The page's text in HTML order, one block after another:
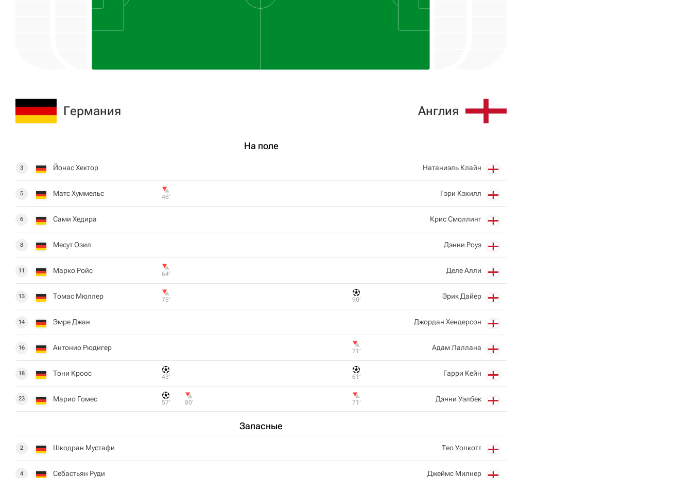
Германия
На поле
3 Йонас Хектор
5 Матс Хуммельс 46‎’‎
6 Сами Хедира
8 Месут Озил
11 Марко Ройс 64‎’‎
13 Томас Мюллер 75‎’‎
14 Эмре Джан
16 Антонио Рюдигер
18 Тони Кроос 43‎’‎
23 Марио Гомес 57‎’‎ 80‎’‎
Запасные
2 Шкодран Мустафи
4 Себастьян Руди
Англия
Натаниэль Клайн
Гэри Кэхилл
Крис Смоллинг
Дэнни Роуз
Деле Алли
Эрик Дайер
90‎’‎
Джордан Хендерсон
Адам Лаллана
71‎’‎
Гарри Кейн
61‎’‎
Дэнни Уэлбек
71‎’‎
Тео Уолкотт
Джеймс Милнер